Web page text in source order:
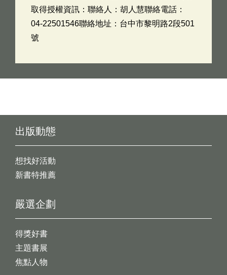
取得授權資訊：聯絡人：胡人慧聯絡電話：
04-22501546聯絡地址：台中市黎明路2段501
號
出版動態
想找好活動
新書特推薦
嚴選企劃
得獎好書
主題書展
焦點人物